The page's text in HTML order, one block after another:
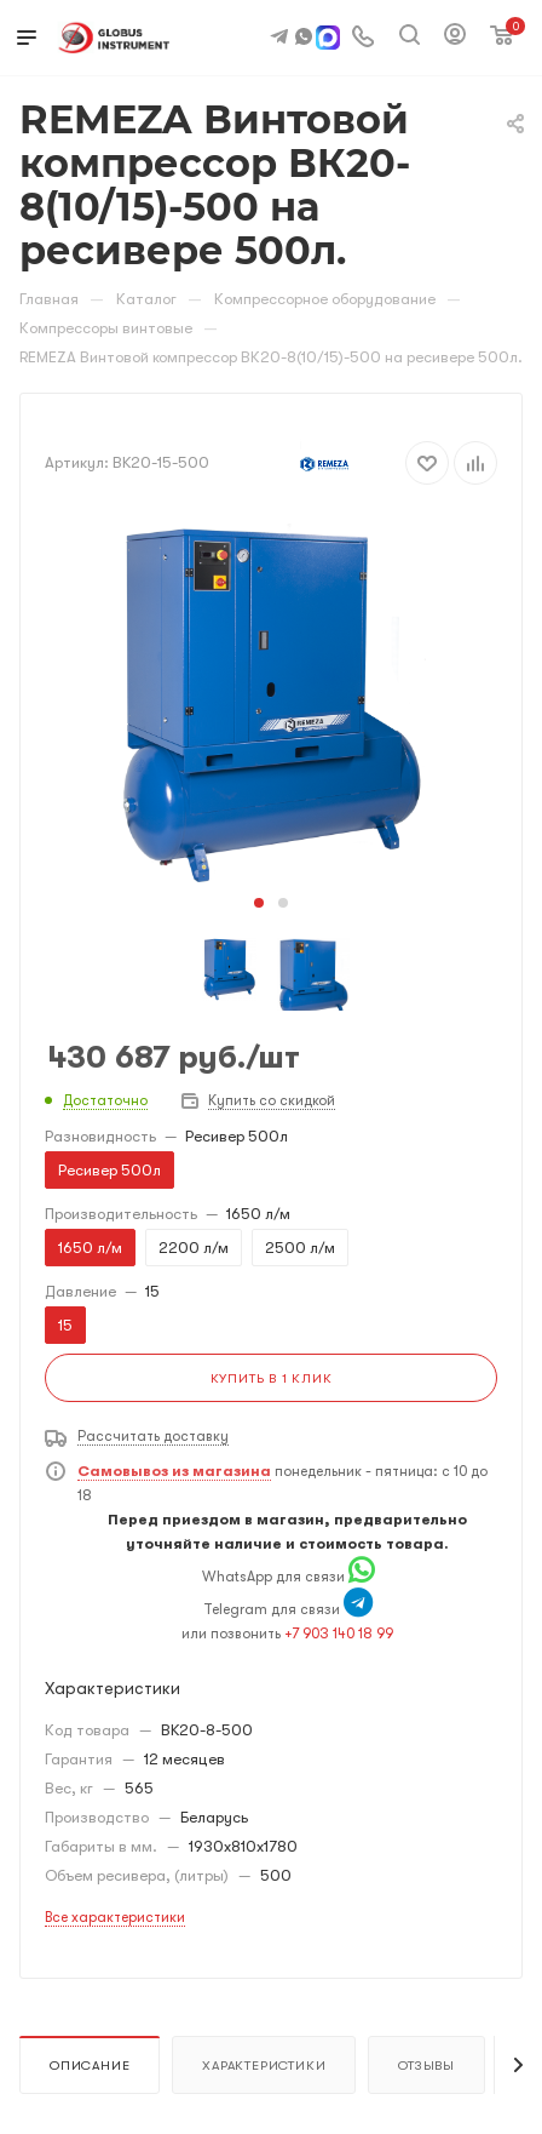
0
REMEZA Винтовой
компрессор ВК20-
8(10/15)-500 на
ресивере 500л.
Главная — Каталог — Компрессорное оборудование —
Компрессоры винтовые —
REMEZA Винтовой компрессор ВК20-8(10/15)-500 на ресивере 500л.
Артикул: BK20-15-500
430 687 руб./шт
Достаточно Купить со скидкой
Разновидность — Ресивер 500л
Ресивер 500л
Производительность — 1650 л/м
1650 л/м
2200 л/м 2500 л/м
Давление — 15
15
КУПИТЬ В 1 КЛИК
Рассчитать доставку
Самовывоз из магазина понедельник - пятница: с 10 до
18
Перед приездом в магазин, предварительно
уточняйте наличие и стоимость товара.
WhatsApp для связи
Telegram для связи
или позвонить +7 903 140 18 99
Характеристики
Код товара — BK20-8-500
Гарантия — 12 месяцев
Вес, кг — 565
Производство — Беларусь
Габариты в мм. — 1930x810x1780
Объем ресивера, (литры) — 500
Все характеристики
ОПИСАНИЕ ХАРАКТЕРИСТИКИ ОТЗЫВЫ